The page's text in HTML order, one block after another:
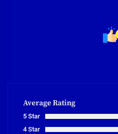
Average Rating
5 Star
4 Star